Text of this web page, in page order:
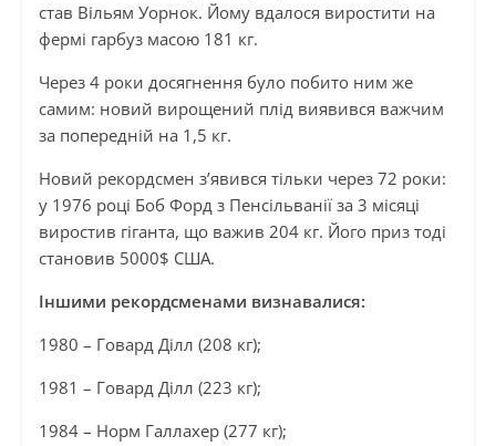
став Вільям Уорнок. Йому вдалося виростити на
фермі гарбуз масою 181 кг.
Через 4 роки досягнення було побито ним же
самим: новий вирощений плід виявився важчим
за попередній на 1,5 кг.
Новий рекордсмен з’явився тільки через 72 роки:
у 1976 році Боб Форд з Пенсільванії за 3 місяці
виростив гіганта, що важив 204 кг. Його приз тоді
становив 5000$ США.
Іншими рекордсменами визнавалися:
1980 – Говард Ділл (208 кг);
1981 – Говард Ділл (223 кг);
1984 – Норм Галлахер (277 кг);